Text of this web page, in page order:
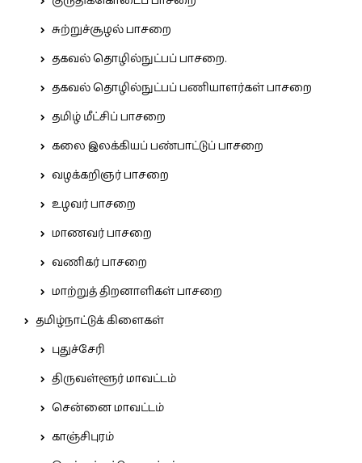
சுற்றுச்சூழல் பாசறை
தகவல் தொழில்நுட்பப் பாசறை.
தகவல் தொழில்நுட்பப் பணியாளர்கள் பாசறை
தமிழ் மீட்சிப் பாசறை
கலை இலக்கியப் பண்பாட்டுப் பாசறை
வழக்கறிஞர் பாசறை
உழவர் பாசறை
மாணவர் பாசறை
வணிகர் பாசறை
மாற்றுத் திறனாளிகள் பாசறை
தமிழ்நாட்டுக் கிளைகள்
புதுச்சேரி
திருவள்ளூர் மாவட்டம்
சென்னை மாவட்டம்
காஞ்சிபுரம்